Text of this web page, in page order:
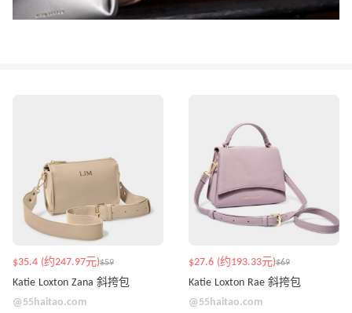
$35.4 (约247.97元)$59
Katie Loxton Zana 斜挎包
@55haitao.com
$27.6 (约193.33元)$69
Katie Loxton Rae 斜挎包
@55haitao.com